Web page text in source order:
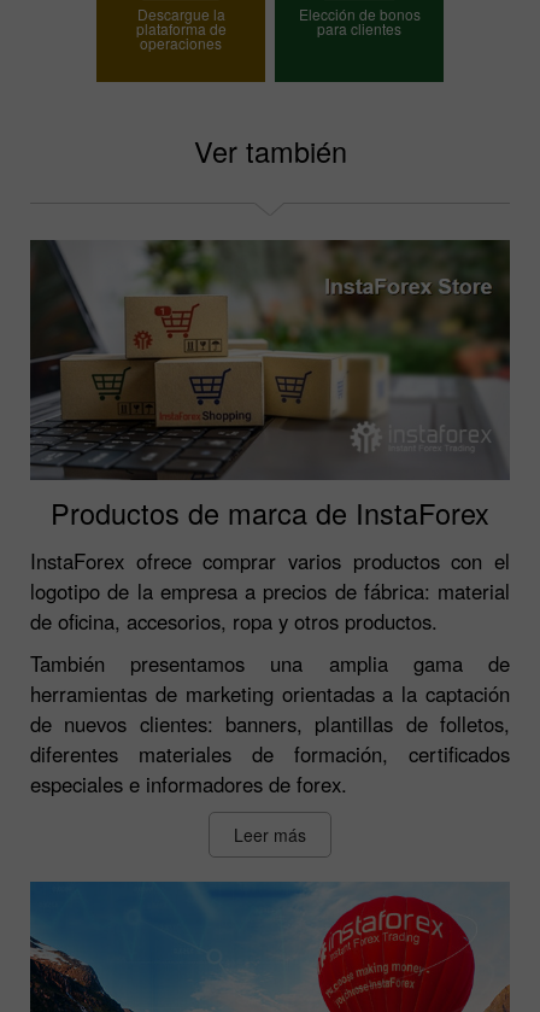
Descargue la
plataforma de
operaciones
Elección de bonos
para clientes
Ver también
Productos de marca de InstaForex
InstaForex ofrece comprar varios productos con el
logotipo de la empresa a precios de fábrica: material
de oficina, accesorios, ropa y otros productos.
También presentamos una amplia gama de
herramientas de marketing orientadas a la captación
de nuevos clientes: banners, plantillas de folletos,
diferentes materiales de formación, certificados
especiales e informadores de forex.
Leer más